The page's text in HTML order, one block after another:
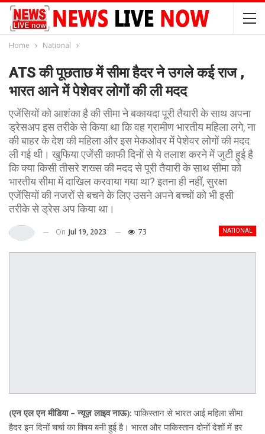
Home National
ATS की पूछताछ में सीमा हैदर ने उगले कई राज ,
भारत आने में पेशेवर लोगों की ली मदद
एजेंसियों को आशंका है की सीमा ने बकायदा पूरी तैयारी के साथ अपना
ड्रेसअप इस तरीके से किया था कि वह ग्रामीण भारतीय महिला लगे, ना
की बाहर के देश की महिला और इस मेकओवर में पेशेवर लोगों की मदद
ली गई थी। खुफिया एजेंसी काफी दिनों से ये तलाश करने में जुटी हुई है
कि क्या किसी तीसरे शख्स की मदद से पूरी तैयारी के साथ सीमा को
भारतीय सीमा में दाखिल करवाया गया था? इतना ही नहीं, सुरक्षा
एजेंसियों की नजरों से बचने के लिए उसने अपने बच्चों को भी इसी
तरीके से ड्रेस अप किया था।
NATIONAL
On Jul 19, 2023 73
(एन एल एन मीडिया – न्यूज़ लाइव नाऊ): पाकिस्तान से भारत आई महिला सीमा
हैदर इन दिनों चर्चा का विषय बनी हुई है। भारत और पाकिस्तान दोनों देशों में हर